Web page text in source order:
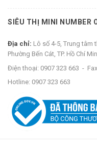
SIÊU THỊ MINI NUMBER
Địa chỉ: Lô số 4-5, Trung tâm
Phường Bến Cát, TP. Hồ Chí
Điện thoại: 0907 323 663 -
Hotline: 0907 323 663